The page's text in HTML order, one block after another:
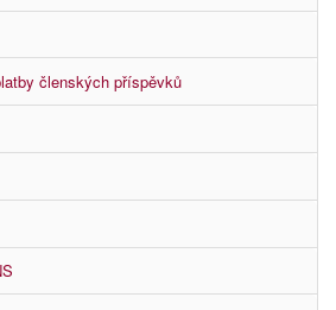
členských příspěvků